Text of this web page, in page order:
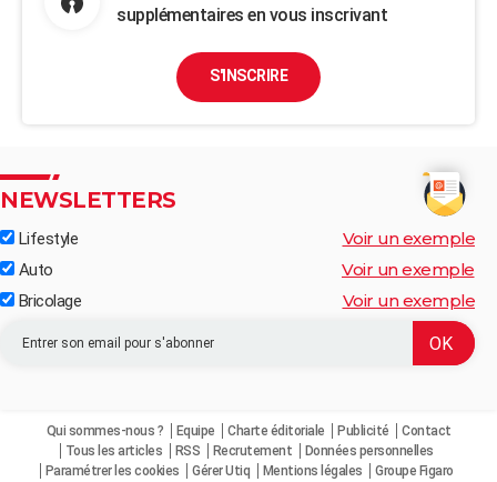
supplémentaires en vous inscrivant
S'INSCRIRE
NEWSLETTERS
Lifestyle Voir un exemple
Auto Voir un exemple
Bricolage Voir un exemple
Qui sommes-nous ? Equipe Charte éditoriale Publicité
Contact
Tous les articles
RSS Recrutement
Données personnelles
Paramétrer les cookies
Gérer Utiq Mentions légales Groupe Figaro